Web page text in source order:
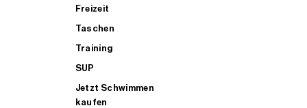
Freizeit
Taschen
Training
SUP
Jetzt Schwimmen
kaufen